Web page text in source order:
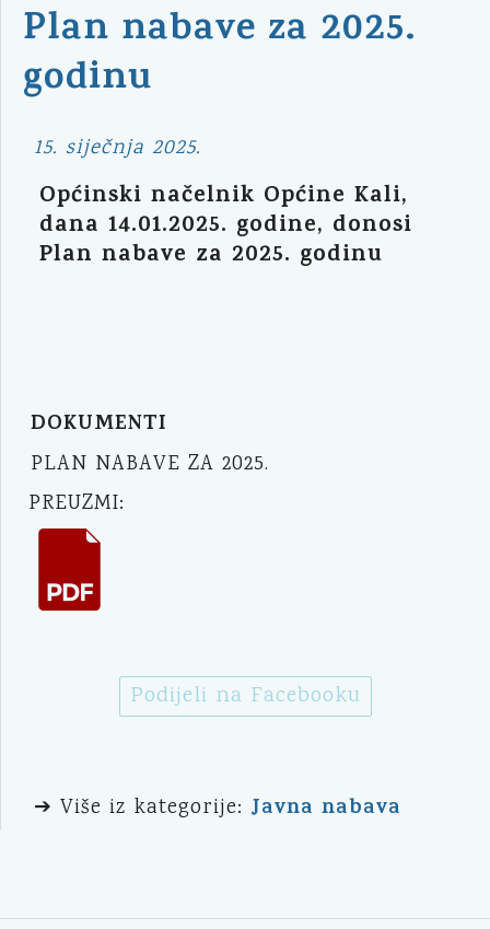
Plan nabave za 2025.
godinu
15. siječnja 2025.
Općinski načelnik Općine Kali,
dana 14.01.2025. godine, donosi
Plan nabave za 2025. godinu
DOKUMENTI
PLAN NABAVE ZA 2025.
PREUZMI:
Podijeli na Facebooku
➔ Više iz kategorije: Javna nabava